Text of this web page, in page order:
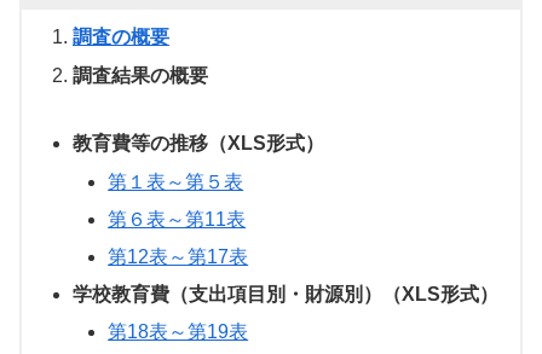
調査の概要
調査結果の概要
教育費等の推移（XLS形式）
第１表～第５表
第６表～第11表
第12表～第17表
学校教育費（支出項目別・財源別）（XLS形式）
第18表～第19表